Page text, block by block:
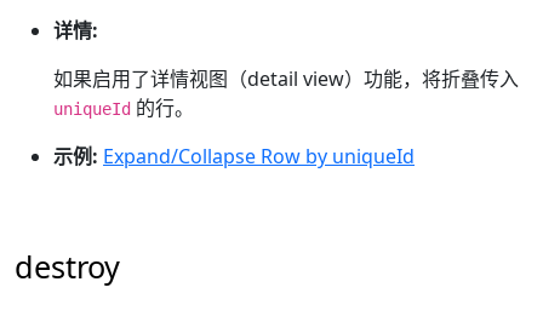
详情:
如果启用了详情视图（detail view）功能，将折叠传入
uniqueId 的行。
示例: Expand/Collapse Row by uniqueId
destroy